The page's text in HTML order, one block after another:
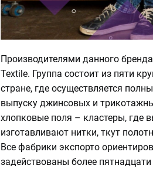
Производителями данного
Textile. Группа состоит из пяти
стране, где осуществляется
выпуску джинсовых и
хлопковые поля – кластеры, где
изготавливают нитки, ткут
Все фабрики экспорто
задействованы более